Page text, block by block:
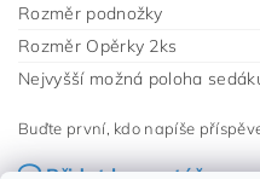
Rozměr podnožky
Rozměr Opěrky 2ks
Nejvyšší možná poloha
Buďte první, kdo napíše